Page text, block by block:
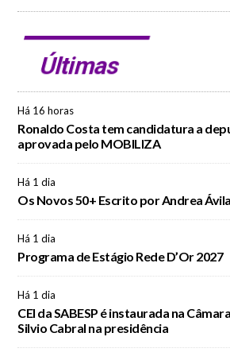
Últimas
Há 16 horas
Ronaldo Costa tem candidatura a
aprovada pelo MOBILIZA
Há 1 dia
Os Novos 50+ Escrito por Andrea Ávila
Há 1 dia
Programa de Estágio Rede D’Or 2027
Há 1 dia
CEI da SABESP é instaurada na
Silvio Cabral na presidência